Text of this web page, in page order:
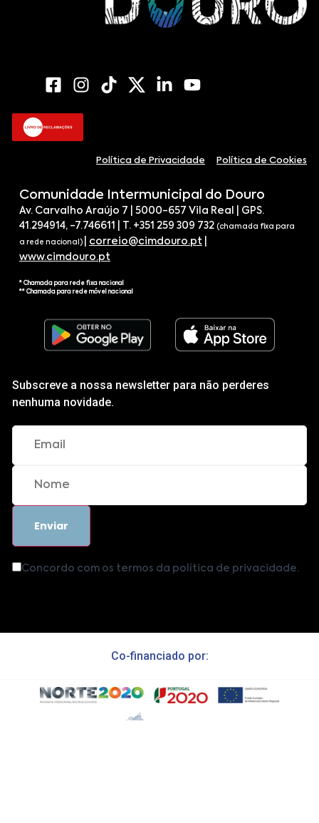
Política de Privacidade Política de Cookies
Comunidade Intermunicipal do Douro
Av. Carvalho Araújo 7 | 5000-657 Vila Real | GPS.
41.294914, -7.746611 | T. +351 259 309 732 (chamada fixa para
a rede nacional) correio@cimdouro.pt
www.cimdouro.pt
* Chamada para rede fixa nacional
** Chamada para rede móvel nacional
Subscreve a nossa newsletter para não perderes
nenhuma novidade.
Concordo com os termos da política de privacidade.
Co-financiado por: